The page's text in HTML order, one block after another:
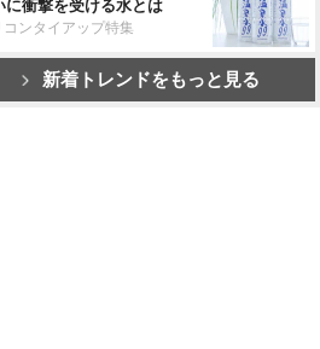
に衝撃を受ける水とは
コンタイアップ特集
新着トレンドをもっと見る